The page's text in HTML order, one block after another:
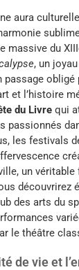
aura
massive du
, un
passage
et l’histoire
du Livre qui
passionnés
les festivals
un véritable
découvrirez
des arts du
le théâtre
de vie et